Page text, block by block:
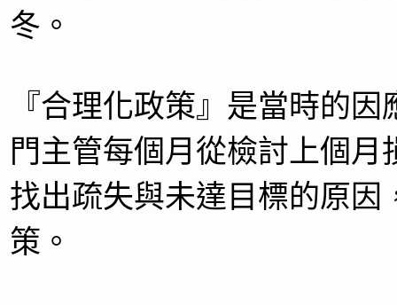
冬。
『合理化政策』是當時的
門主管每個月從檢討上個月
找出疏失與未達目標的原因
策。